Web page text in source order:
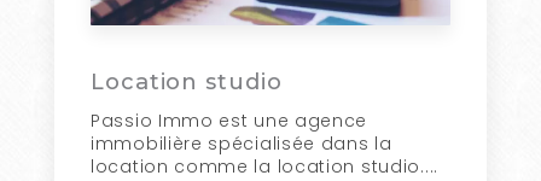
Location studio
Passio Immo est une agence
immobilière spécialisée dans la
location comme la location studio....